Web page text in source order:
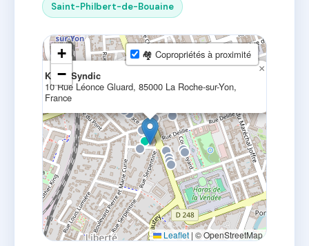
Saint-Philbert-de-Bouaine
Kaléa Syndic
10 Rue Léonce Gluard, 85000 La Roche-sur-Yon,
France
×
+
−
🏘 Copropriétés à proximité
Leaflet | © OpenStreetMap